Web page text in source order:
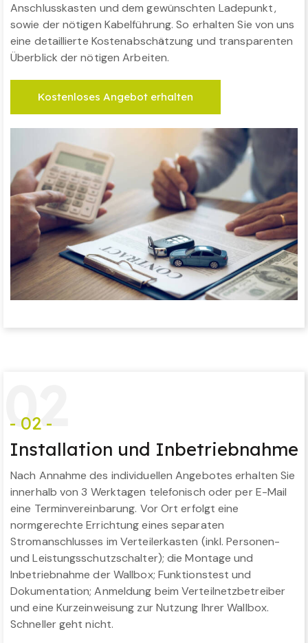
Anschlusskasten und dem gewünschten Ladepunkt,
sowie der nötigen Kabelführung. So erhalten Sie von uns
eine detaillierte Kostenabschätzung und transparenten
Überblick der nötigen Arbeiten.
Kostenloses Angebot erhalten
02
- 02 -
Installation und Inbetriebnahme
Nach Annahme des individuellen Angebotes erhalten Sie
innerhalb von 3 Werktagen telefonisch oder per E-Mail
eine Terminvereinbarung. Vor Ort erfolgt eine
normgerechte Errichtung eines separaten
Stromanschlusses im Verteilerkasten (inkl. Personen-
und Leistungsschutzschalter); die Montage und
Inbetriebnahme der Wallbox; Funktionstest und
Dokumentation; Anmeldung beim Verteilnetzbetreiber
und eine Kurzeinweisung zur Nutzung Ihrer Wallbox.
Schneller geht nicht.